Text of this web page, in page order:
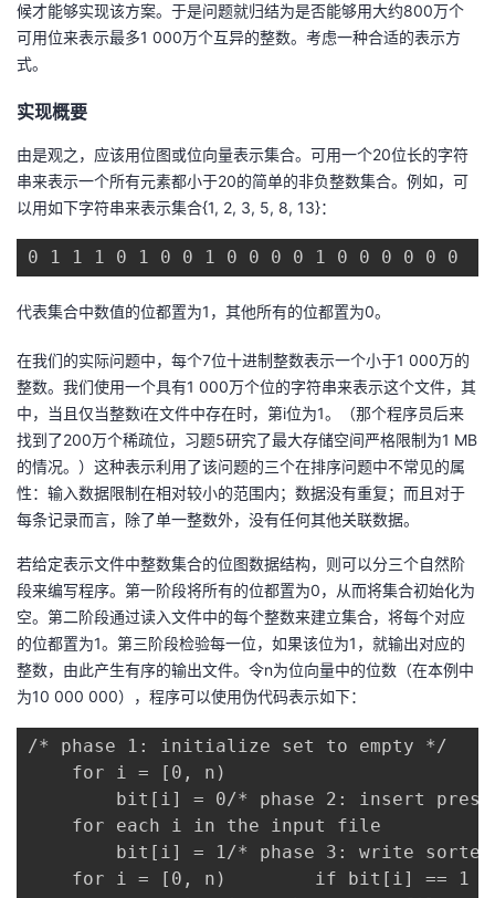
候才能够实现该方案。于是问题就归结为是否能够用大约800万个
可用位来表示最多1 000万个互异的整数。考虑一种合适的表示方
式。
实现概要
由是观之，应该用位图或位向量表示集合。可用一个20位长的字符
串来表示一个所有元素都小于20的简单的非负整数集合。例如，可
以用如下字符串来表示集合{1, 2, 3, 5, 8, 13}：
0 1 1 1 0 1 0 0 1 0 0 0 0 1 0 0 0 0 0 0
代表集合中数值的位都置为1，其他所有的位都置为0。
在我们的实际问题中，每个7位十进制整数表示一个小于1 000万的
整数。我们使用一个具有1 000万个位的字符串来表示这个文件，其
中，当且仅当整数i在文件中存在时，第i位为1。（那个程序员后来
找到了200万个稀疏位，习题5研究了最大存储空间严格限制为1 MB
的情况。）这种表示利用了该问题的三个在排序问题中不常见的属
性：输入数据限制在相对较小的范围内；数据没有重复；而且对于
每条记录而言，除了单一整数外，没有任何其他关联数据。
若给定表示文件中整数集合的位图数据结构，则可以分三个自然阶
段来编写程序。第一阶段将所有的位都置为0，从而将集合初始化为
空。第二阶段通过读入文件中的每个整数来建立集合，将每个对应
的位都置为1。第三阶段检验每一位，如果该位为1，就输出对应的
整数，由此产生有序的输出文件。令n为位向量中的位数（在本例中
为10 000 000），程序可以使用伪代码表示如下：
/* phase 1: initialize set to empty */
for i = [0, n)
bit[i] = 0/* phase 2: insert present
for each i in the input file
bit[i] = 1/* phase 3: write sorted
for i = [0, n)        if bit[i] == 1